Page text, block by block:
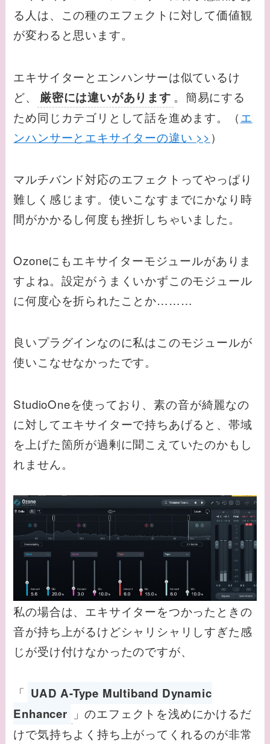
る人は、この種のエフェクトに対して価値観
が変わると思います。
エキサイターとエンハンサーは似ているけ
ど、
厳密には違いがあります 。簡易にする
ため同じカテゴリとして話を進めます。（エ
ンハンサーとエキサイターの違い >> ）
マルチバンド対応のエフェクトってやっぱり
難しく感じます。使いこなすまでにかなり時
間がかかるし何度も挫折しちゃいました。
Ozoneにもエキサイターモジュールがありま
すよね。設定がうまくいかずこのモジュール
に何度心を折られたことか………
良いプラグインなのに私はこのモジュールが
使いこなせなかったです。
StudioOneを使っており、素の音が綺麗なの
に対してエキサイターで持ちあげると、帯域
を上げた箇所が過剰に聞こえていたのかもし
れません。
私の場合は、エキサイターをつかったときの
音が持ち上がるけどシャリシャリしすぎた感
じが受け付けなかったのですが、
「 UAD A-Type Multiband Dynamic
Enhancer
」のエフェクトを浅めにかけるだ
けで気持ちよく持ち上がってくれるのが非常